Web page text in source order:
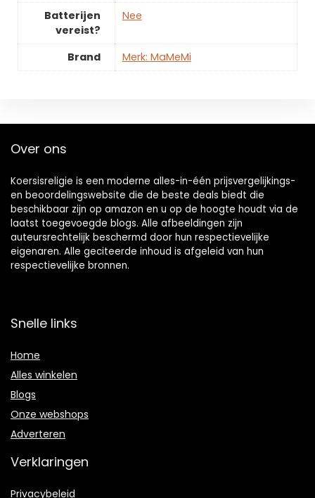
Batterijen
vereist?
‎Nee
Brand Merk: MaMeMi
Over ons
Koersisreligie is een moderne alles-in-één prijsvergelijkings-
en beoordelingswebsite die de beste deals biedt die
beschikbaar zijn op amazon en u op de hoogte houdt via de
laatst toegevoegde blogs. Alle afbeeldingen zijn
auteursrechtelijk beschermd door hun respectievelijke
eigenaren. Alle geciteerde inhoud is afgeleid van hun
respectievelijke bronnen.
Snelle links
Home
Alles winkelen
Blogs
Onze webshops
Adverteren
Verklaringen
Privacybeleid